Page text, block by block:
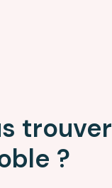
trouver
?